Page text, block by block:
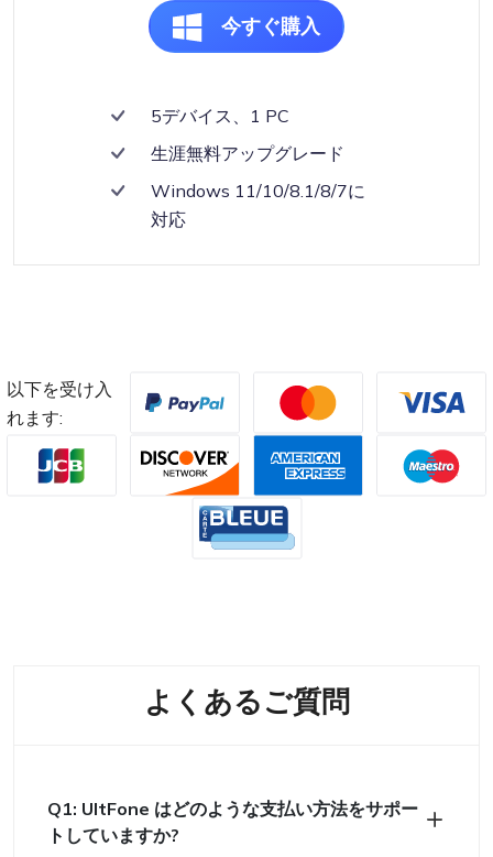
今すぐ購入
5デバイス、1 PC
生涯無料アップグレード
Windows 11/10/8.1/8/7に
対応
以下を受け入
れます:
よくあるご質問
Q1: UltFone はどのような支払い方法をサポー
トしていますか?